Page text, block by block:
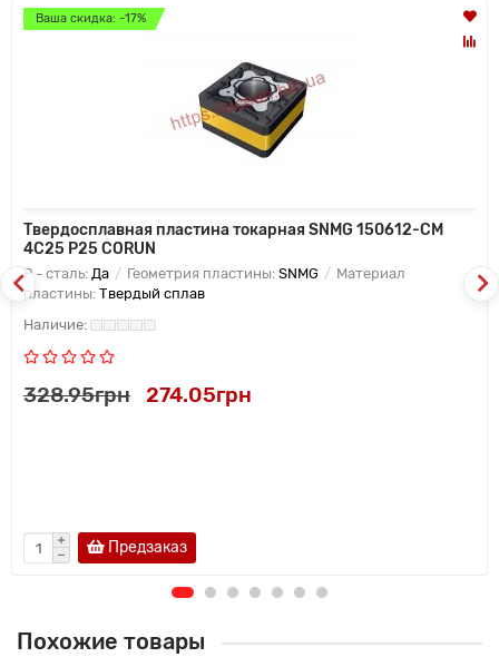
Ваша скидка: -17%
Твердосплавная пластина токарная SNMG 150612-CM
4C25 P25 CORUN
P - сталь: Да Геометрия пластины: SNMG
Материал
пластины: Твердый сплав
328.95грн 274.05грн
Предзаказ
Похожие товары